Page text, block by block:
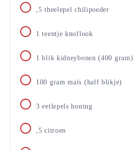
,5 theelepel chilipoeder
1 teentje knoflook
1 blik kidneybonen (400 gram)
100 gram maïs (half blikje)
3 eetlepels honing
,5 citroen